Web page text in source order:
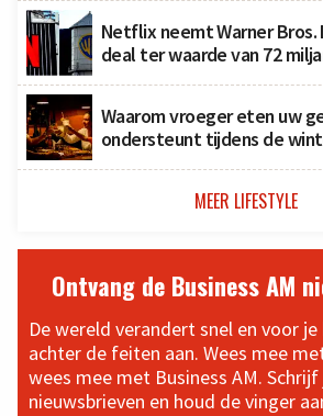
Netflix neemt Warner Bros.
deal ter waarde van 72
Waarom vroeger eten uw
ondersteunt tijdens de
MEER LIFESTYLE
Ontvang de Business AM
De wereld verandert snel en voor
achter de feiten aan. Wees mee
wees mee met Business AM.
nieuwsbrieven en houd de vinger